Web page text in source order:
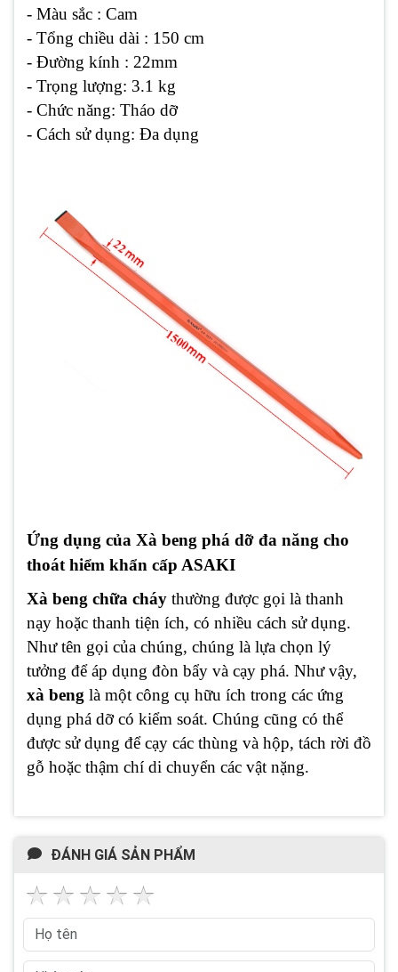
- Màu sắc : Cam
- Tổng chiều dài : 150 cm
- Đường kính : 22mm
- Trọng lượng: 3.1 kg
- Chức năng: Tháo dỡ
- Cách sử dụng: Đa dụng
Ứng dụng của Xà beng phá dỡ đa năng cho
thoát hiểm khẩn cấp ASAKI
Xà beng chữa cháy thường được gọi là thanh
nạy hoặc thanh tiện ích, có nhiều cách sử dụng.
Như tên gọi của chúng, chúng là lựa chọn lý
tưởng để áp dụng đòn bẩy và cạy phá. Như vậy,
xà beng là một công cụ hữu ích trong các ứng
dụng phá dỡ có kiểm soát. Chúng cũng có thể
được sử dụng để cạy các thùng và hộp, tách rời đồ
gỗ hoặc thậm chí di chuyển các vật nặng.
ĐÁNH GIÁ SẢN PHẨM